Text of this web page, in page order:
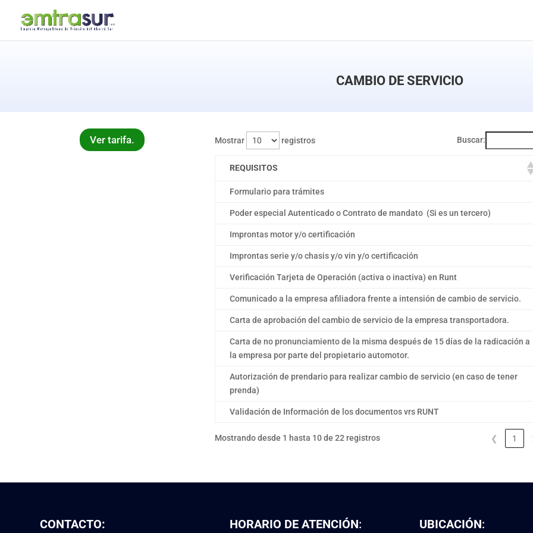
CAMBIO DE SERVICIO
Ver tarifa. Mostrar registros Buscar:
REQUISITOS
Formulario para trámites
Poder especial Autenticado o Contrato de mandato (Si es un tercero)
Improntas motor y/o certificación
Improntas serie y/o chasis y/o vin y/o certificación
Verificación Tarjeta de Operación (activa o inactiva) en Runt
Comunicado a la empresa afiliadora frente a intensión de cambio de servicio.
Carta de aprobación del cambio de servicio de la empresa transportadora.
Carta de no pronunciamiento de la misma después de 15 días de la radicación a
la empresa por parte del propietario automotor.
Autorización de prendario para realizar cambio de servicio (en caso de tener
prenda)
Validación de Información de los documentos vrs RUNT
Mostrando desde 1 hasta 10 de 22 registros ❮ 1
CONTACTO: HORARIO DE ATENCIÓN: UBICACIÓN: